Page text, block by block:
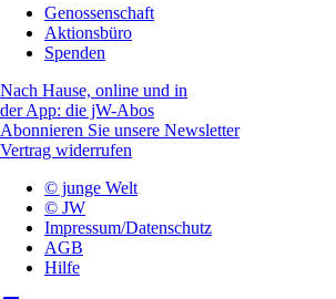
Genossenschaft
Aktionsbüro
Spenden
Nach Hause, online und in
der App: die jW-Abos
Abonnieren Sie unsere Newsletter
Vertrag widerrufen
© junge Welt
© JW
Impressum/Datenschutz
AGB
Hilfe